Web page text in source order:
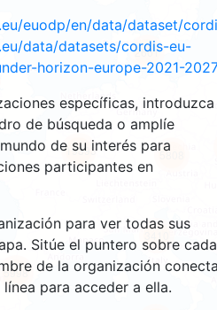
euodp/en/data/dataset/
data/datasets/cordis-eu-
horizon-europe-2021-2027
específicas, introduzca
de búsqueda o amplíe
de su interés para
participantes en
para ver todas sus
Sitúe el puntero sobre cada
de la organización
para acceder a ella.
2661
5808
19393
5998